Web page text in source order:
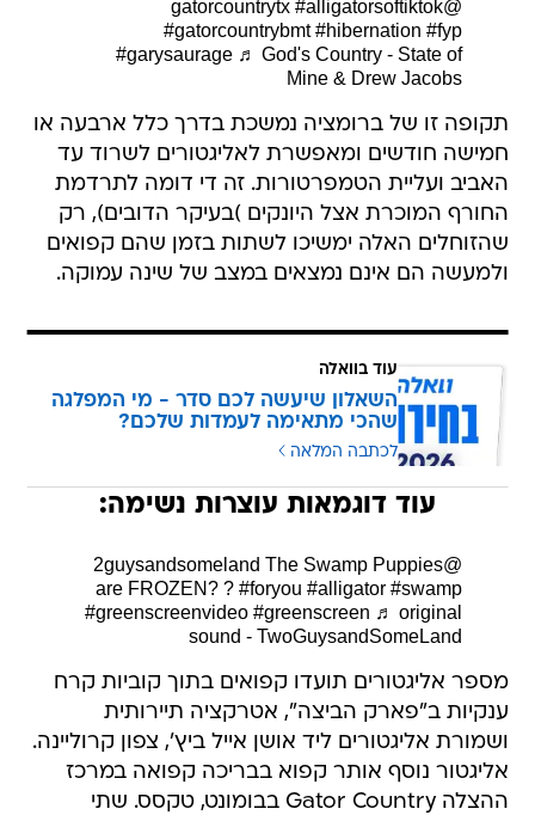
@gatorcountrytx
#alligatorsoftiktok
#gatorcountrybmt #hibernation #fyp
#garysaurage ♬ God's Country - State of
Mine & Drew Jacobs
תקופה זו של ברומציה נמשכת בדרך כלל ארבעה או
חמישה חודשים ומאפשרת לאליגטורים לשרוד עד
האביב ועליית הטמפרטורות. זה די דומה לתרדמת
החורף המוכרת אצל היונקים )בעיקר הדובים), רק
שהזוחלים האלה ימשיכו לשתות בזמן שהם קפואים
ולמעשה הם אינם נמצאים במצב של שינה עמוקה.
עוד בוואלה
השאלון שיעשה לכם סדר - מי המפלגה
שהכי מתאימה לעמדות שלכם?
לכתבה המלאה
עוד דוגמאות עוצרות נשימה:
@2guysandsomeland
The Swamp Puppies
are FROZEN? ? #foryou #alligator #swamp
#greenscreenvideo #greenscreen ♬ original
sound - TwoGuysandSomeLand
מספר אליגטורים תועדו קפואים בתוך קוביות קרח
ענקיות ב"פארק הביצה", אטרקציה תיירותית
ושמורת אליגטורים ליד אושן אייל ביץ', צפון קרוליינה.
אליגטור נוסף אותר קפוא בבריכה קפואה במרכז
ההצלה Gator Country בבומונט, טקסס. שתי